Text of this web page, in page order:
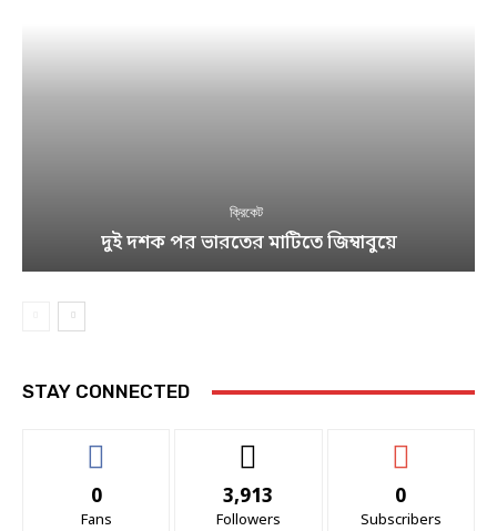
ক্রিকেট
দুই দশক পর ভারতের মাটিতে জিম্বাবুয়ে
STAY CONNECTED
0
Fans
3,913
Followers
0
Subscribers